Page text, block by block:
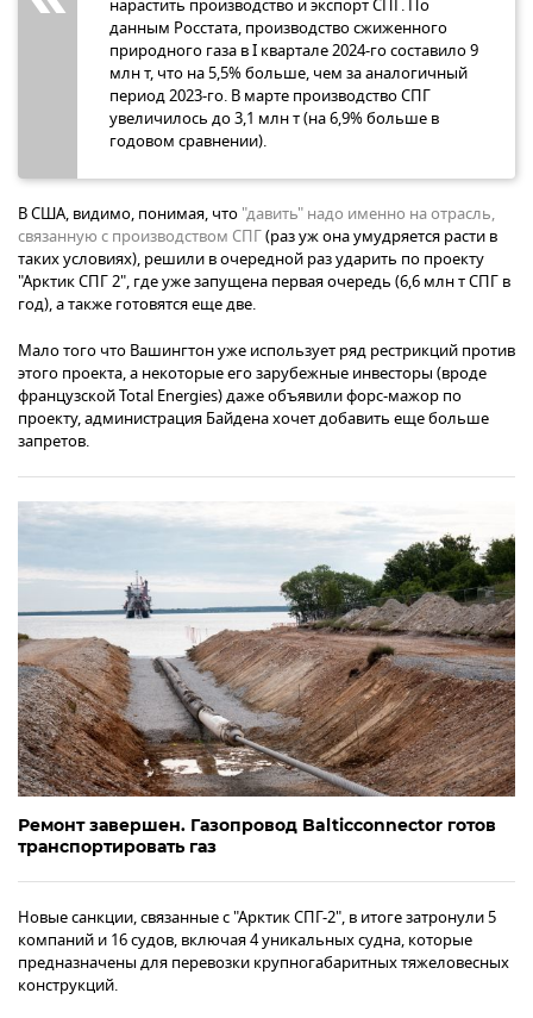
нарастить производство и экспорт СПГ. По
данным Росстата, производство сжиженного
природного газа в I квартале 2024-го составило 9
млн т, что на 5,5% больше, чем за аналогичный
период 2023-го. В марте производство СПГ
увеличилось до 3,1 млн т (на 6,9% больше в
годовом сравнении).
В США, видимо, понимая, что "давить" надо именно на отрасль,
связанную с производством СПГ(раз уж она умудряется расти в
таких условиях), решили в очередной раз ударить по проекту
"Арктик СПГ 2", где уже запущена первая очередь (6,6 млн т СПГ в
год), а также готовятся еще две.
Мало того что Вашингтон уже использует ряд рестрикций против
этого проекта, а некоторые его зарубежные инвесторы (вроде
французской Total Energies) даже объявили форс-мажор по
проекту, администрация Байдена хочет добавить еще больше
запретов.
Ремонт завершен. Газопровод Balticconnector готов
транспортировать газ
Новые санкции, связанные с "Арктик СПГ-2", в итоге затронули 5
компаний и 16 судов, включая 4 уникальных судна, которые
предназначены для перевозки крупногабаритных тяжеловесных
конструкций.